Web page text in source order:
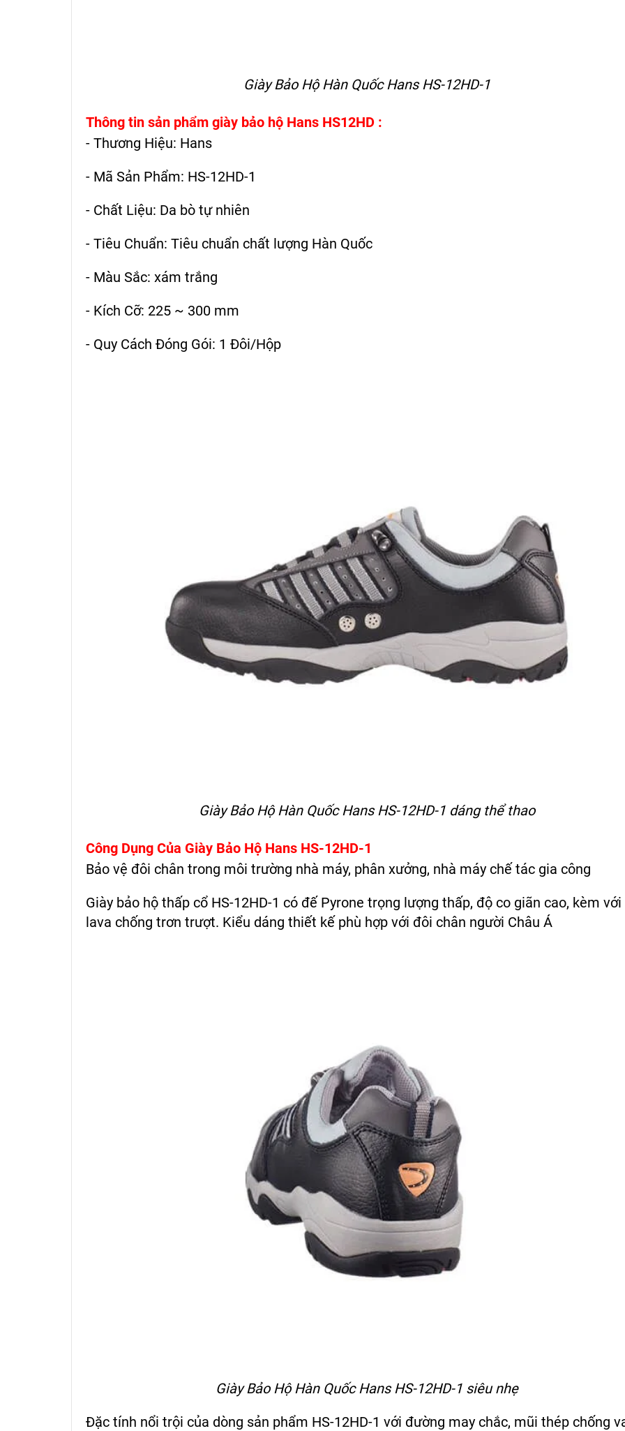
Giày Bảo Hộ Hàn Quốc Hans HS-12HD-1
Thông tin sản phẩm giày bảo hộ Hans HS12HD :
- Thương Hiệu: Hans
- Mã Sản Phẩm: HS-12HD-1
- Chất Liệu: Da bò tự nhiên
- Tiêu Chuẩn: Tiêu chuẩn chất lượng Hàn Quốc
- Màu Sắc: xám trắng
- Kích Cỡ: 225 ~ 300 mm
- Quy Cách Đóng Gói: 1 Đôi/Hộp
Giày Bảo Hộ Hàn Quốc Hans HS-12HD-1 dáng thể thao
Công Dụng Của Giày Bảo Hộ Hans HS-12HD-1
Bảo vệ đôi chân trong môi trường nhà máy, phân xưởng, nhà máy chế tác gia công
Giày bảo hộ thấp cổ HS-12HD-1 có đế Pyrone trọng lượng thấp, độ co giãn cao, kèm
lava chống trơn trượt. Kiểu dáng thiết kế phù hợp với đôi chân người Châu Á
Giày Bảo Hộ Hàn Quốc Hans HS-12HD-1 siêu nhẹ
Đặc tính nổi trội của dòng sản phẩm HS-12HD-1 với đường may chắc, mũi thép chống